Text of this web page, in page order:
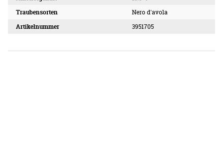
Traubensorten
Nero d'avola
Artikelnummer
3951705